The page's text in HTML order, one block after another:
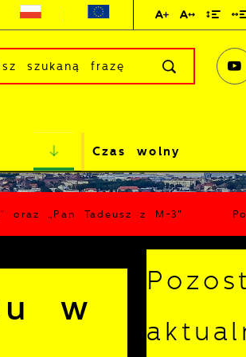
Czas wolny
oraz „Pan Tadeusz z M-3"
w